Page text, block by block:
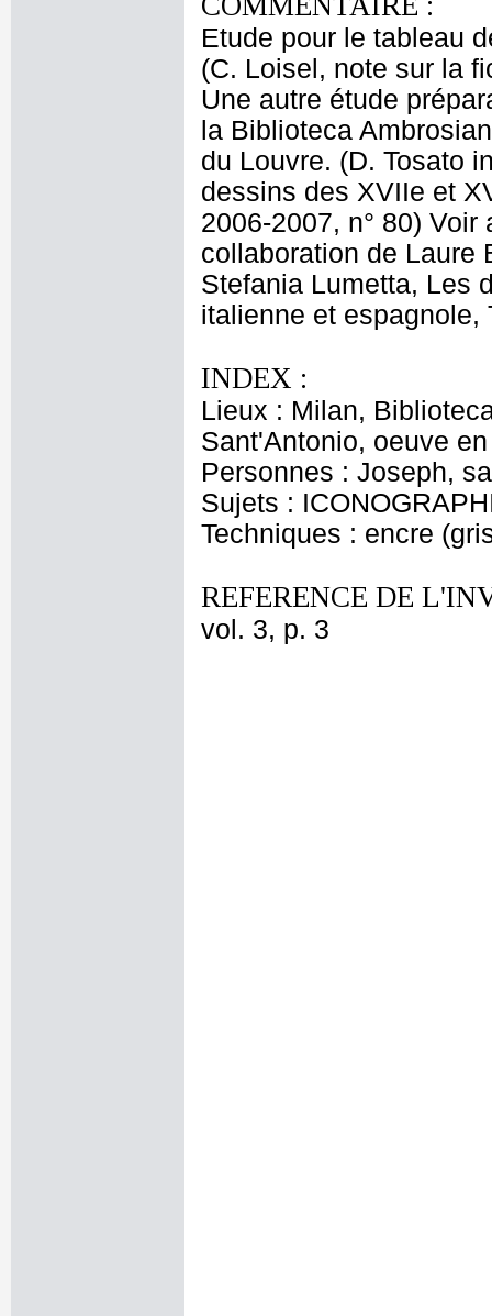
Etude pour le tableau
(C. Loisel, note sur la
Une autre étude
la Biblioteca
du Louvre. (D. Tosato
dessins des XVIIe et
2006-2007, n° 80)
collaboration de Laure
Stefania Lumetta, Les
italienne et espagnole,
INDEX :
Lieux : Milan,
Sant'Antonio, oeuve
Personnes : Joseph,
Sujets :
Techniques : encre
REFERENCE DE
vol. 3, p. 3